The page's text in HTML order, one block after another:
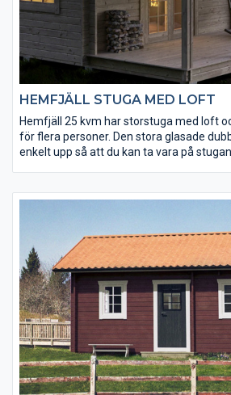
HEMFJÄLL STUGA MED LOFT
Hemfjäll 25 kvm har storstuga med loft
för flera personer. Den stora glasade
enkelt upp så att du kan ta vara på